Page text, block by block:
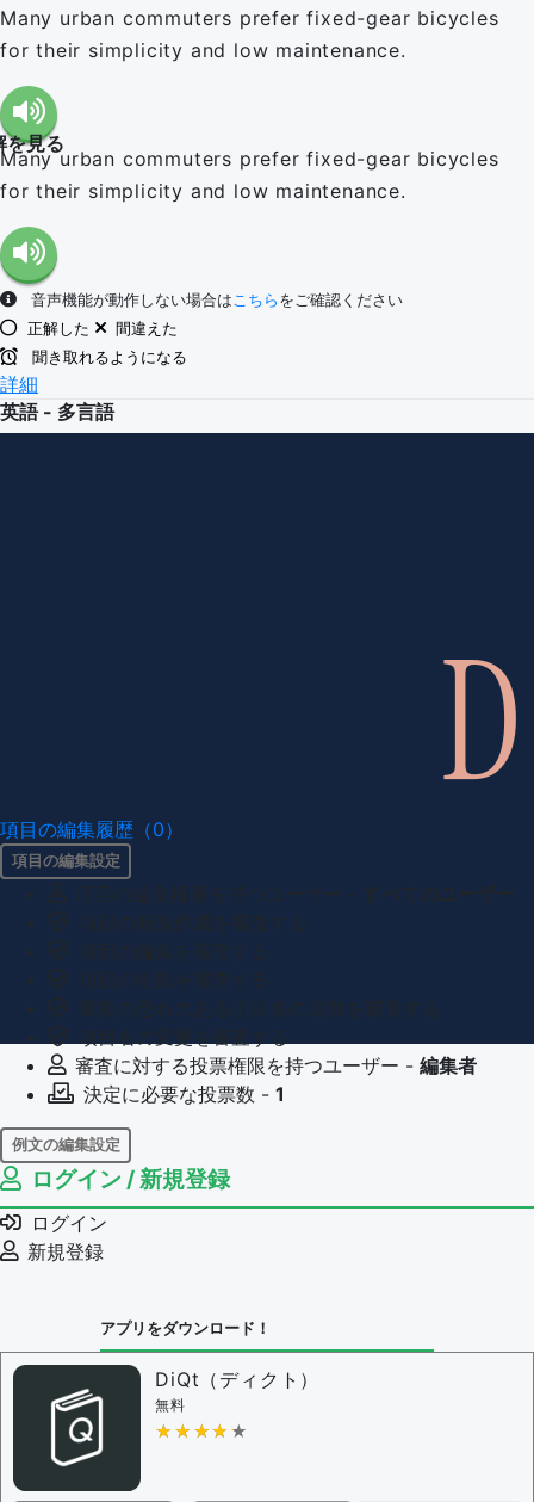
Many urban commuters prefer fixed-gear bicycles
for their simplicity and low maintenance.
を見る
Many urban commuters prefer fixed-gear bicycles
for their simplicity and low maintenance.
音声機能が動作しない場合は こちら をご確認ください
正解した
間違えた
聞き取れるようになる
詳細
英語 - 多言語
項目の編集履歴（0）
項目の編集設定
審査に対する投票権限を持つユーザー - 編集者
決定に必要な投票数 - 1
例文の編集設定
例文の編集権限を持つユーザー -
例文の削除を審査する
審査に対する投票権限を持つユーザー -
決定に必要な投票数 -
問題の編集権限を持つユーザー -すべてのユーザー
審査に対する投票権限を持つユーザー -
決定に必要な投票数 -
編集ガイドライン
ログイン / 新規登録
ログイン
新規登録
アプリをダウンロード！
DiQt（ディクト）
無料
★★★★★
★★★★★